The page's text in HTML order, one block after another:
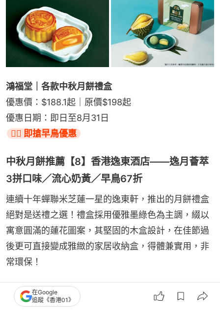
鴻福堂｜各款中秋月餅禮盒
優惠價：$188.1起｜原價$198起
優惠日期：即日至8月31日
👉🏻 即搶早鳥優惠
中秋月餅推薦【8】香港逸東酒店——逸月薈萃
3拼口味／流心奶黃／早鳥67折
連續十年蟬聯米芝蓮一星的逸東軒，推出的月餅禮盒
絕對是送禮之選！禮盒採用優雅墨綠色為主調，綴以
寓意圓滿的蓮花圖案，其堅固的木盒設計，在佳節過
後更可直接變成雅緻的家居收納盒，得體兼實用，非
常環保！
如果想一次過滿足全家人，推薦有齊迷你流心奶黃、
迷你流心奶黃白蓮蓉及迷你陳皮豆沙三款口味的「逸
在Google
追蹤《香港01》